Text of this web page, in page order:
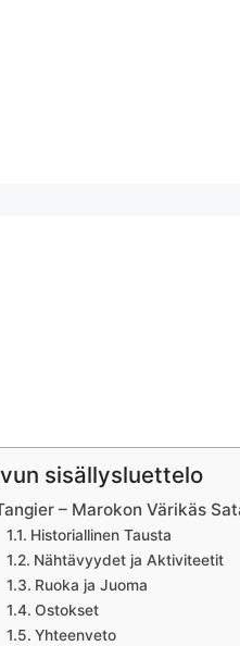
sisällysluettelo
– Marokon Värikäs
Historiallinen Tausta
Nähtävyydet ja Aktiviteetit
Ruoka ja Juoma
Ostokset
Yhteenveto